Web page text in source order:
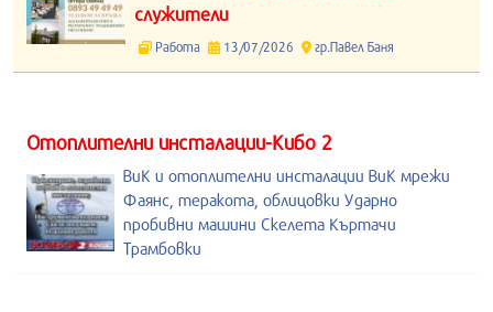
служители
Работа 13/07/2026 гр.Павел Баня
Отоплителни инсталации-Кибо 2
ВиК и отоплителни инсталации ВиК мрежи
Фаянс, теракота, облицовки Ударно
пробивни машини Скелета Къртачи
Трамбовки